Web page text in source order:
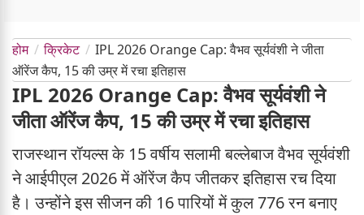
होम क्रिकेट
IPL 2026 Orange Cap: वैभव सूर्यवंशी ने जीता
ऑरेंज कैप, 15 की उम्र में रचा इतिहास
IPL 2026 Orange Cap: वैभव सूर्यवंशी ने
जीता ऑरेंज कैप, 15 की उम्र में रचा इतिहास
राजस्थान रॉयल्स के 15 वर्षीय सलामी बल्लेबाज वैभव सूर्यवंशी
ने आईपीएल 2026 में ऑरेंज कैप जीतकर इतिहास रच दिया
है। उन्होंने इस सीजन की 16 पारियों में कुल 776 रन बनाए